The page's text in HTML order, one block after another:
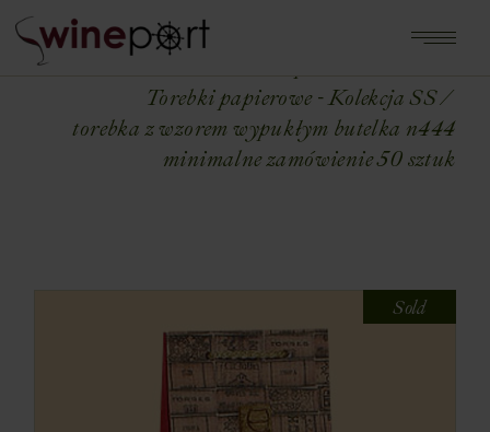
Torebki papierowe - Kolekcja SS
torebka z wzorem wypukłym butelka n444
minimalne zamówienie 50 sztuk
Sold